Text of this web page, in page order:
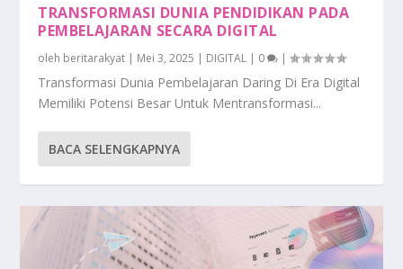
TRANSFORMASI DUNIA PENDIDIKAN PADA
PEMBELAJARAN SECARA DIGITAL
oleh beritarakyat | Mei 3, 2025 | DIGITAL | 0 |
Transformasi Dunia Pembelajaran Daring Di Era Digital
Memiliki Potensi Besar Untuk Mentransformasi...
BACA SELENGKAPNYA